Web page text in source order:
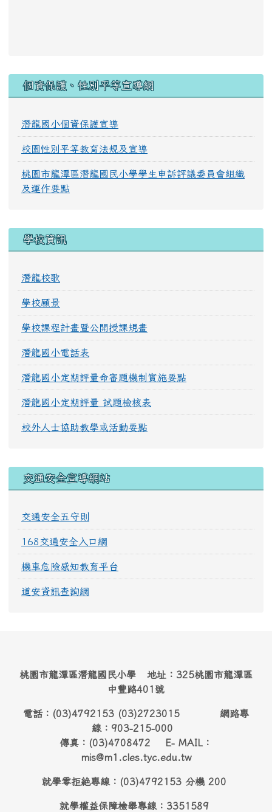
個資保護、性別平等宣導網
潛龍國小個資保護宣導
校園性別平等教育法規及宣導
桃園市龍潭區潛龍國民小學學生申訴評議委員會組織
及運作要點
學校資訊
潛龍校歌
學校願景
學校課程計畫暨公開授課規畫
潛龍國小電話表
潛龍國小定期評量命審題機制實施要點
潛龍國小定期評量 試題檢核表
校外人士協助教學或活動要點
交通安全宣導網站
交通安全五守則
168交通安全入口網
機車危險感知教育平台
道安資訊查詢網
桃園市龍潭區潛龍國民小學 地址：325桃園市龍潭區
中豐路401號
電話：(03)4792153 (03)2723015 網路專
線：903-215-000
傳真：(03)4708472 E- MAIL：
mis@m1.cles.tyc.edu.tw
就學零拒絶專線：(03)4792153 分機 200
就學權益保障檢舉專線：3351589